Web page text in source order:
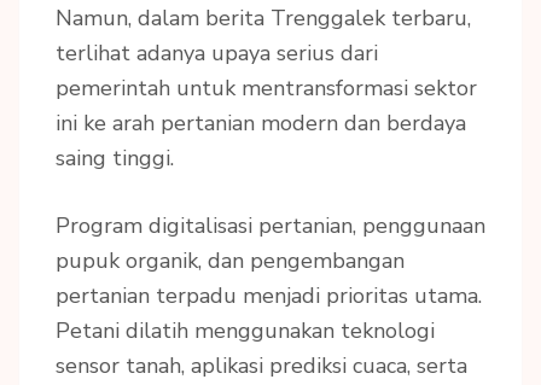
Namun, dalam berita Trenggalek terbaru,
terlihat adanya upaya serius dari
pemerintah untuk mentransformasi sektor
ini ke arah pertanian modern dan berdaya
saing tinggi.
Program digitalisasi pertanian, penggunaan
pupuk organik, dan pengembangan
pertanian terpadu menjadi prioritas utama.
Petani dilatih menggunakan teknologi
sensor tanah, aplikasi prediksi cuaca, serta